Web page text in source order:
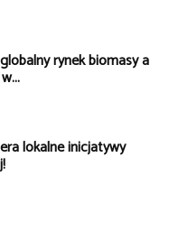
rynek biomasy a
lokalne inicjatywy